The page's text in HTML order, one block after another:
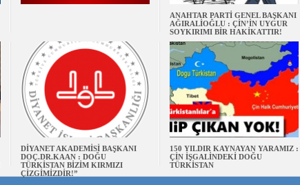
ANAHTAR PARTİ GENEL BAŞKANI
AĞIRALİOĞLU : ÇİN’İN UYGUR
SOYKIRIMI BİR HAKİKATTIR!
DİYANET AKADEMİSİ BAŞKANI
DOÇ.DR.KAAN : DOĞU
TÜRKİSTAN BİZİM KIRMIZI
ÇİZGİMİZDİR!”
150 YILDIR KAYNAYAN YARAMIZ :
ÇİN İŞGALİNDEKİ DOĞU
TÜRKİSTAN